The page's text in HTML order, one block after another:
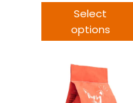
Select
options